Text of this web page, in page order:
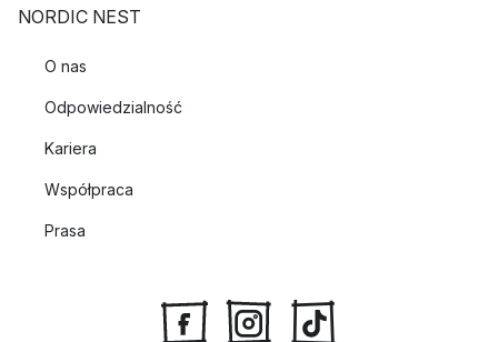
NORDIC NEST
O nas
Odpowiedzialność
Kariera
Współpraca
Prasa